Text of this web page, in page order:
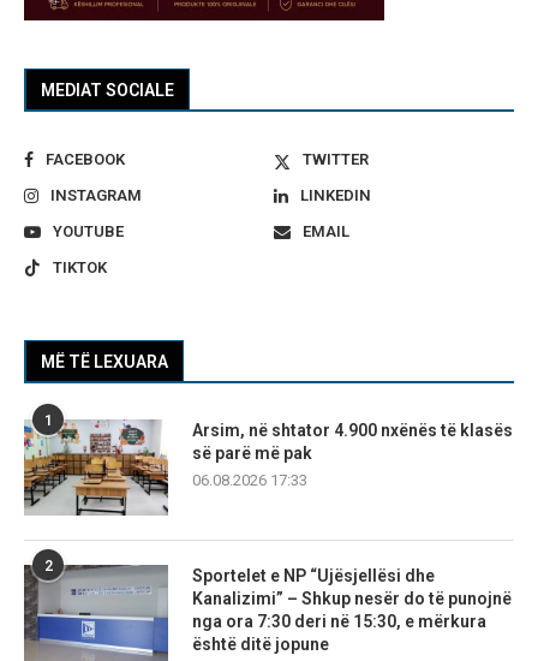
MEDIAT SOCIALE
FACEBOOK
TWITTER
INSTAGRAM
LINKEDIN
YOUTUBE
EMAIL
TIKTOK
MË TË LEXUARA
1
Arsim, në shtator 4.900 nxënës të klasës
së parë më pak
06.08.2026 17:33
2
Sportelet e NP “Ujësjellësi dhe
Kanalizimi” – Shkup nesër do të punojnë
nga ora 7:30 deri në 15:30, e mërkura
është ditë jopune